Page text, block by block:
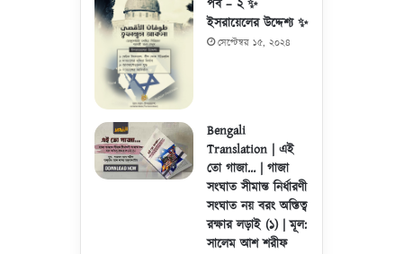
পর্ব – ২ ✨
ইসরায়েলের উদ্দেশ্য ✨
সেপ্টেম্বর ১৫, ২০২৪
Bengali
Translation | এই
তো গাজা… | গাজা
সংঘাত সীমান্ত নির্ধারণী
সংঘাত নয় বরং অস্তিত্ব
রক্ষার লড়াই (১) | মূল:
সালেম আশ শরীফ